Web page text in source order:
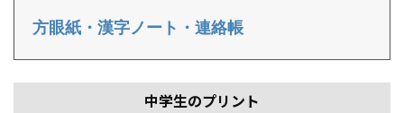
方眼紙・漢字ノート・連絡帳
中学生のプリント